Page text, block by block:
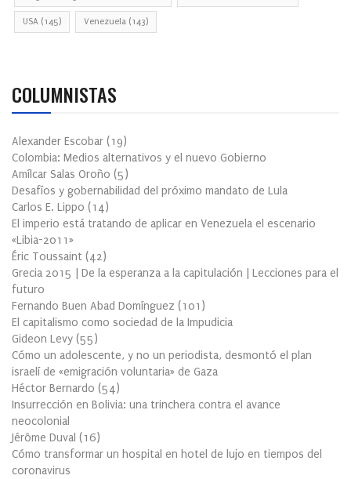
USA (145) Venezuela (143)
COLUMNISTAS
Alexander Escobar (19)
Colombia: Medios alternativos y el nuevo Gobierno
Amílcar Salas Oroño (5)
Desafíos y gobernabilidad del próximo mandato de Lula
Carlos E. Lippo (14)
El imperio está tratando de aplicar en Venezuela el escenario
«Libia-2011»
Éric Toussaint (42)
Grecia 2015 | De la esperanza a la capitulación | Lecciones para el
futuro
Fernando Buen Abad Domínguez (101 )
El capitalismo como sociedad de la Impudicia
Gideon Levy (55)
Cómo un adolescente, y no un periodista, desmontó el plan
israelí de «emigración voluntaria» de Gaza
Héctor Bernardo (54)
Insurrección en Bolivia: una trinchera contra el avance
neocolonial
Jérôme Duval (16)
Cómo transformar un hospital en hotel de lujo en tiempos del
coronavirus